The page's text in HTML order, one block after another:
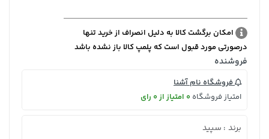
امکان برگشت کالا به دلیل انصراف از خرید تنها
درصورتی مورد قبول است که پلمپ کالا باز نشده باشد
فروشنده
فروشگاه نام آشنا
امتیاز فروشگاه 0 امتیاز از 0 رای
برند : سپید